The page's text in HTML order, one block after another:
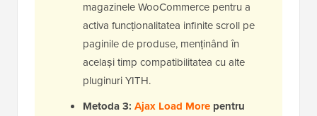
magazinele WooCommerce pentru a
activa funcționalitatea infinite scroll pe
paginile de produse, menținând în
același timp compatibilitatea cu alte
pluginuri YITH.
Metoda 3: Ajax Load More pentru